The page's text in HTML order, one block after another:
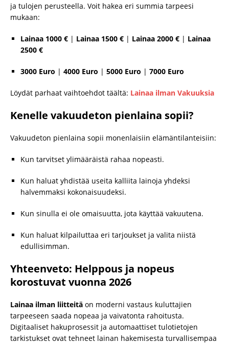
ja tulojen perusteella. Voit hakea eri summia tarpeesi
mukaan:
Lainaa 1000 € | Lainaa 1500 € | Lainaa 2000 € | Lainaa
2500 €
3000 Euro | 4000 Euro | 5000 Euro | 7000 Euro
Löydät parhaat vaihtoehdot täältä: Lainaa ilman Vakuuksia
Kenelle vakuudeton pienlaina sopii?
Vakuudeton pienlaina sopii monenlaisiin elämäntilanteisiin:
Kun tarvitset ylimääräistä rahaa nopeasti.
Kun haluat yhdistää useita kalliita lainoja yhdeksi
halvemmaksi kokonaisuudeksi.
Kun sinulla ei ole omaisuutta, jota käyttää vakuutena.
Kun haluat kilpailuttaa eri tarjoukset ja valita niistä
edullisimman.
Yhteenveto: Helppous ja nopeus
korostuvat vuonna 2026
Lainaa ilman liitteitä on moderni vastaus kuluttajien
tarpeeseen saada nopeaa ja vaivatonta rahoitusta.
Digitaaliset hakuprosessit ja automaattiset tulotietojen
tarkistukset ovat tehneet lainan hakemisesta turvallisempaa